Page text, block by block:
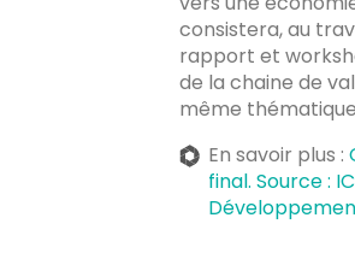
consistera, au
rapport et
de la chaine de
même
En savoir plus :
final. Source :